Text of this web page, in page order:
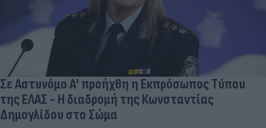
Σε Αστυνόμο Α' προήχθη η Εκπρόσωπος Τύπου
της ΕΛΑΣ - Η διαδρομή της Κωνσταντίας
Δημογλίδου στο Σώμα